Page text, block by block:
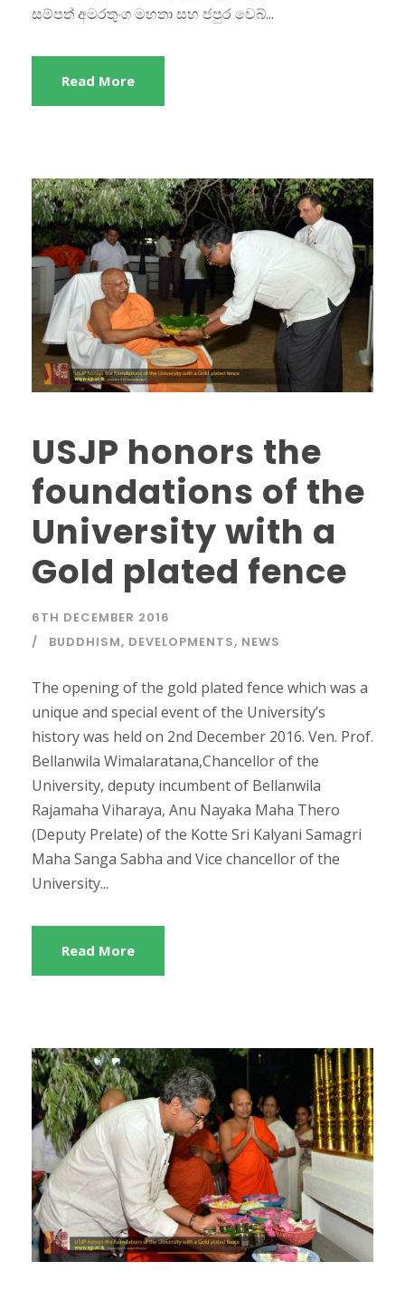
සම්පත් අමරතුංග මහතා සහ ජපුර වෙබ්...
Read More
USJP honors the
foundations of the
University with a
Gold plated fence
6TH DECEMBER 2016
BUDDHISM, DEVELOPMENTS, NEWS
The opening of the gold plated fence which was a
unique and special event of the University’s
history was held on 2nd December 2016. Ven. Prof.
Bellanwila Wimalaratana,Chancellor of the
University, deputy incumbent of Bellanwila
Rajamaha Viharaya, Anu Nayaka Maha Thero
(Deputy Prelate) of the Kotte Sri Kalyani Samagri
Maha Sanga Sabha and Vice chancellor of the
University...
Read More